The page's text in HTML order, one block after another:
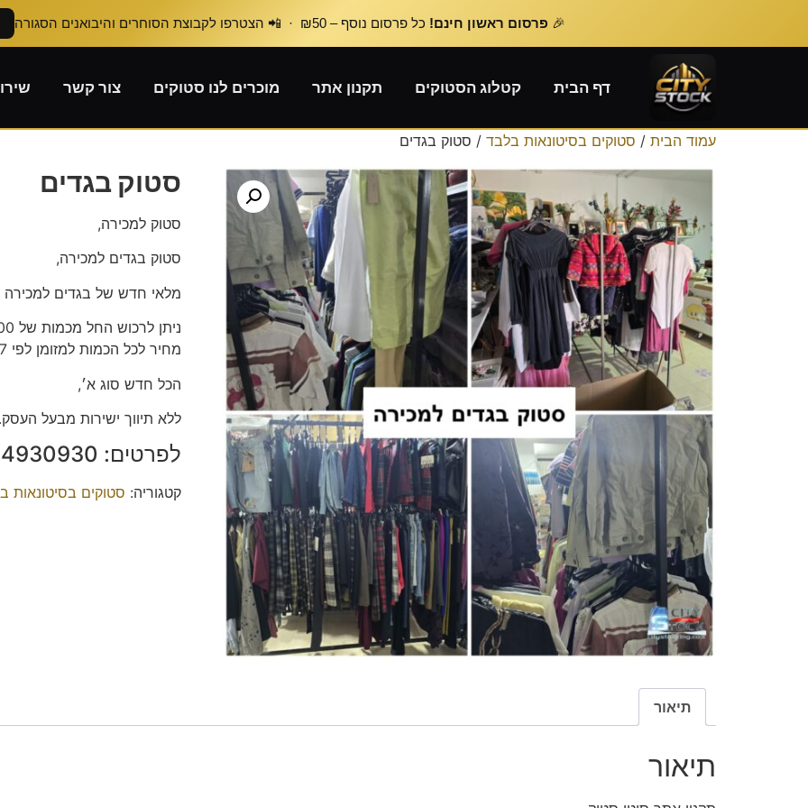
🎉 פרסום ראשון חינם! כל פרסום נוסף – ₪50 · 📲 הצטרפו לקבוצת הסוחרים והיבואנים הסגורה
דף הבית קטלוג הסטוקים תקנון אתר מוכרים לנו סטוקים צור קשר
עמוד הבית / סטוקים בסיטונאות בלבד / סטוק בגדים
סטוק בגדים
סטוק למכירה,
סטוק בגדים למכירה,
מלאי חדש של בגדים למכירה
ניתן לרכוש החל מכמות של 100 פריטים לפי 10 ש״ח ליחידה!
מחיר לכל הכמות למזומן לפי 7 ש״ח.
הכל חדש סוג א׳,
ללא תיווך ישירות מבעל
לפרטים: ‭054-4930930‬ בנציון.
קטגוריה: סטוקים בסיטונאות
תיאור
תיאור